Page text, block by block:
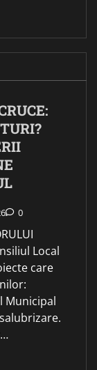
0
Local
care
Municipal